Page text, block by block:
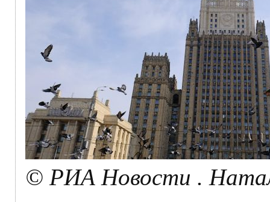
© РИА Новости .